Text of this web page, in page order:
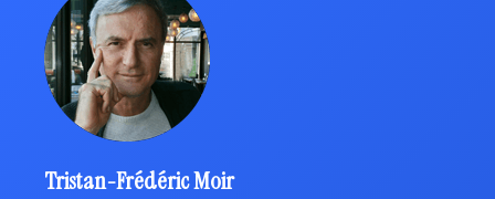
Tristan-Frédéric Moir